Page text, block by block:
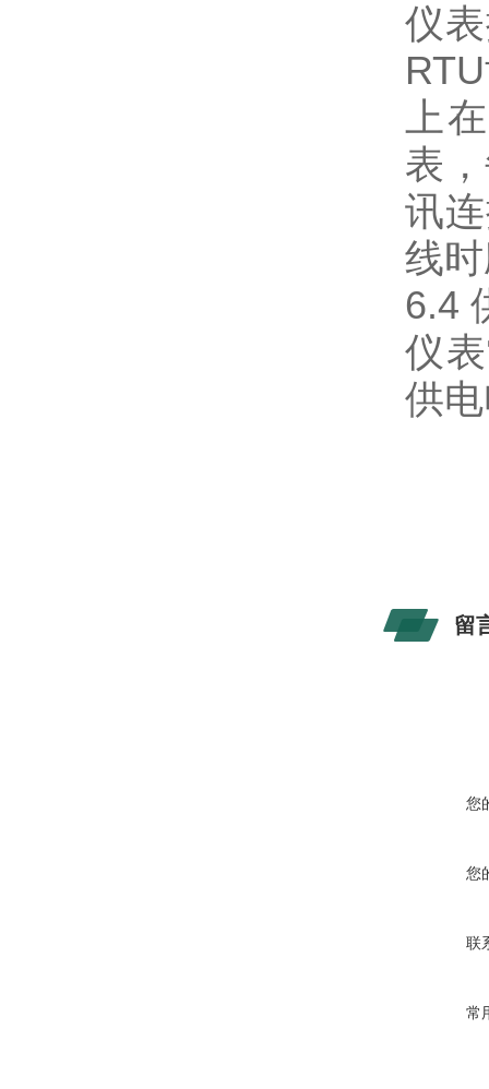
仪
上
表
讯
线
6.4
仪
供
留
您
您
联
常